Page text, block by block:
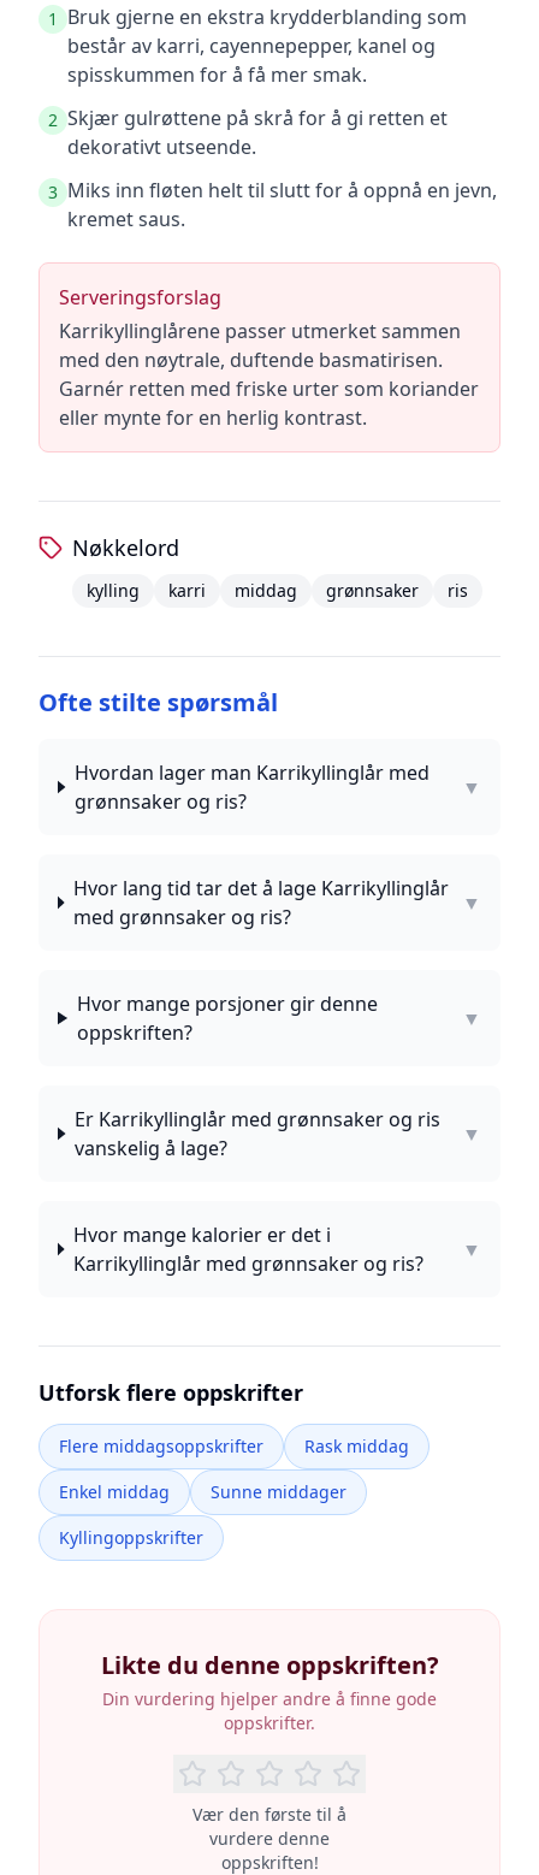
1
Bruk gjerne en ekstra krydderblanding som
består av karri, cayennepepper, kanel og
spisskummen for å få mer smak.
2 Skjær gulrøttene på skrå for å gi retten et
dekorativt utseende.
3 Miks inn fløten helt til slutt for å oppnå en jevn,
kremet saus.
Serveringsforslag
Karrikyllinglårene passer utmerket sammen
med den nøytrale, duftende basmatirisen.
Garnér retten med friske urter som koriander
eller mynte for en herlig kontrast.
Nøkkelord
kylling karri middag grønnsaker ris
Ofte stilte spørsmål
Hvordan lager man Karrikyllinglår med
grønnsaker og ris?
▼
Hvor lang tid tar det å lage Karrikyllinglår
med grønnsaker og ris?
▼
Hvor mange porsjoner gir denne
oppskriften?
▼
Er Karrikyllinglår med grønnsaker og ris
vanskelig å lage?
▼
Hvor mange kalorier er det i
Karrikyllinglår med grønnsaker og ris?
▼
Utforsk flere oppskrifter
Flere middagsoppskrifter
Rask middag
Enkel middag
Sunne middager
Kyllingoppskrifter
Likte du denne oppskriften?
Din vurdering hjelper andre å finne gode
oppskrifter.
Vær den første til å
vurdere denne
oppskriften!